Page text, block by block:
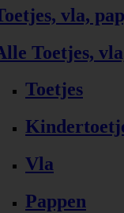
vla,
Toetjes,
Toetjes
Vla
Pappen